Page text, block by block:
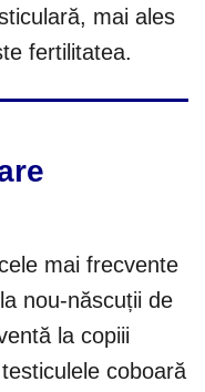
mai ales
fertilitatea.
mai frecvente
nou-născuții de
la copiii
coboară